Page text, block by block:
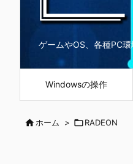
ゲームやOS、各種PC
Windowsの操作
ホーム > RADEON